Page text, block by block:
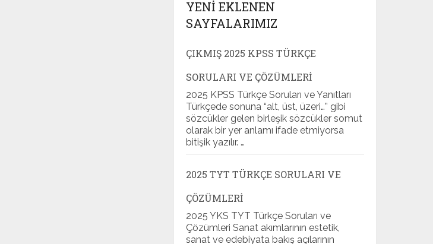
YENI EKLENEN
SAYFALARIMIZ
ÇIKMIŞ 2025 KPSS TÜRKÇE
SORULARI VE ÇÖZÜMLERI
2025 KPSS Türkçe Soruları ve Yanıtları
Türkçede sonuna “alt, üst, üzeri…” gibi
sözcükler gelen birleşik sözcükler somut
olarak bir yer anlamı ifade etmiyorsa
bitişik yazılır. …
2025 TYT TÜRKÇE SORULARI VE
ÇÖZÜMLERI
2025 YKS TYT Türkçe Soruları ve
Çözümleri Sanat akımlarının estetik,
sanat ve edebiyata bakış açılarının